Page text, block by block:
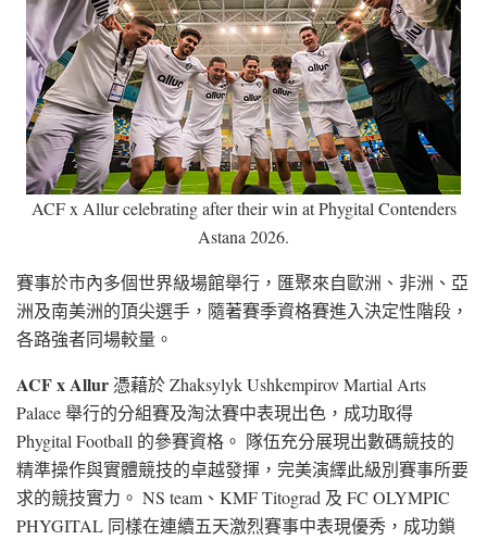
ACF x Allur celebrating after their win at Phygital Contenders
Astana 2026.
賽事於市內多個世界級場館舉行，匯聚來自歐洲、非洲、亞
洲及南美洲的頂尖選手，隨著賽季資格賽進入決定性階段，
各路強者同場較量。
ACF x Allur 憑藉於 Zhaksylyk Ushkempirov Martial Arts
Palace 舉行的分組賽及淘汰賽中表現出色，成功取得
Phygital Football 的參賽資格。 隊伍充分展現出數碼競技的
精準操作與實體競技的卓越發揮，完美演繹此級別賽事所要
求的競技實力。 NS team、KMF Titograd 及 FC OLYMPIC
PHYGITAL 同樣在連續五天激烈賽事中表現優秀，成功鎖